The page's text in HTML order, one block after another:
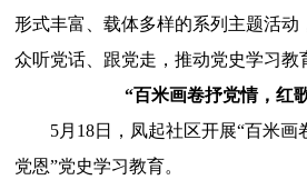
形式丰富、载体多样的系列主题活动
众听党话、跟党走，推动党史学习教
“百米画卷抒党情，红
5月18日，凤起社区开展“百米
党恩”党史学习教育。